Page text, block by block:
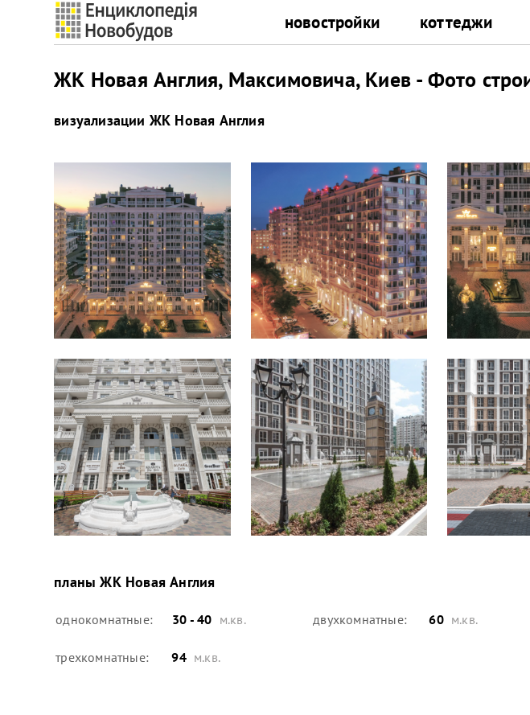
новостройки коттеджи
ЖК Новая Англия, Максимовича, Киев - Фото
визуализации ЖК Новая Англия
планыЖК Новая Англия
однокомнатные: 30 - 40 м.кв. двухкомнатные: 60 м.кв.
трехкомнатные: 94 м.кв.